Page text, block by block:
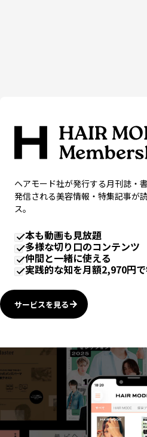
ヘアモード社が発行する月刊誌・
発信される美容情報・特集記事が
ス。
本も動画も見放題
多様な切り口のコンテンツ
仲間と一緒に使える
実践的な知を月額2,970円
サービスを見る